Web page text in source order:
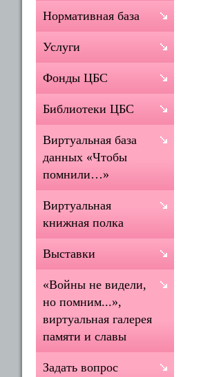
Нормативная база
Услуги
Фонды ЦБС
Библиотеки ЦБС
Виртуальная база
данных «Чтобы
помнили…»
Виртуальная
книжная полка
Выставки
«Войны не видели,
но помним...»,
виртуальная галерея
памяти и славы
Задать вопрос